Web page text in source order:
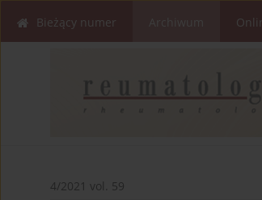
Bieżący numer
4/2021 vol. 59